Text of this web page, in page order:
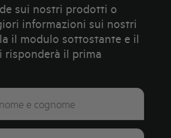
sui nostri prodotti o
informazioni sui nostri
il modulo sottostante e il
risponderà il prima